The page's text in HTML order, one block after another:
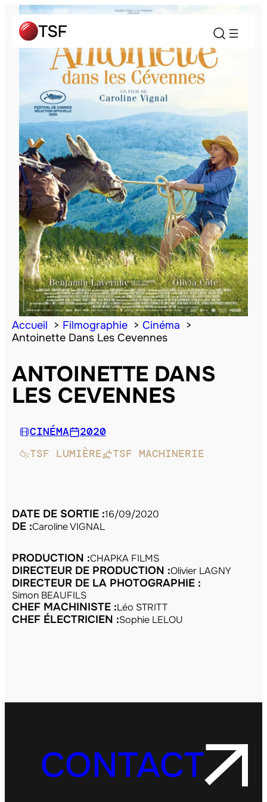
Accueil Filmographie
Cinéma
Antoinette Dans Les Cevennes
ANTOINETTE DANS
LES CEVENNES
CINÉMA
2020
TSF LUMIÈRE
TSF MACHINERIE
DATE DE SORTIE :16/09/2020
DE :Caroline VIGNAL
PRODUCTION :CHAPKA FILMS
DIRECTEUR DE PRODUCTION :Olivier LAGNY
DIRECTEUR DE LA PHOTOGRAPHIE :
Simon BEAUFILS
CHEF MACHINISTE :Léo STRITT
CHEF ÉLECTRICIEN :Sophie LELOU
CONTACT